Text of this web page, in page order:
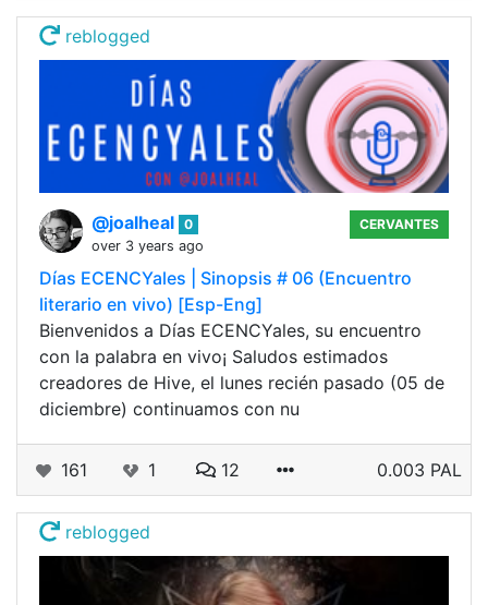
reblogged
@joalheal 0
over 3 years ago
CERVANTES
Días ECENCYales | Sinopsis # 06 (Encuentro
literario en vivo) [Esp-Eng]
Bienvenidos a Días ECENCYales, su encuentro
con la palabra en vivo¡ Saludos estimados
creadores de Hive, el lunes recién pasado (05 de
diciembre) continuamos con nu
161 1 12 0.003 PAL
reblogged